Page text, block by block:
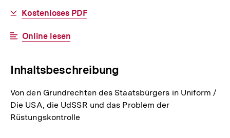
Allgemeine
Informationen
Download-
Kostenloses PDF
Interner
Online lesen
Inhaltsbeschreibung
Von den Grundrechten des Staatsbürgers in Uniform /
Die USA, die UdSSR und das Problem der
Rüstungskontrolle